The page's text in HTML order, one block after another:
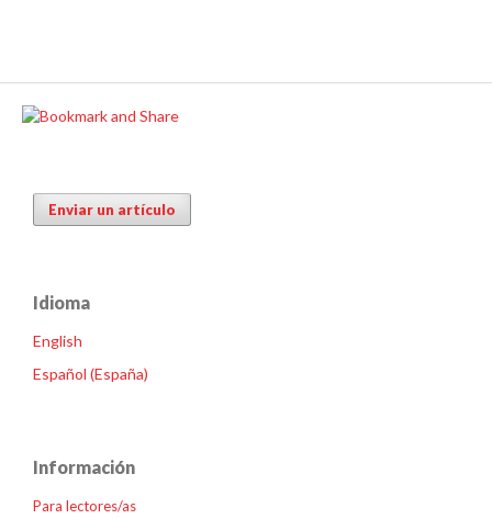
Enviar un artículo
Idioma
English
Español (España)
Información
Para lectores/as